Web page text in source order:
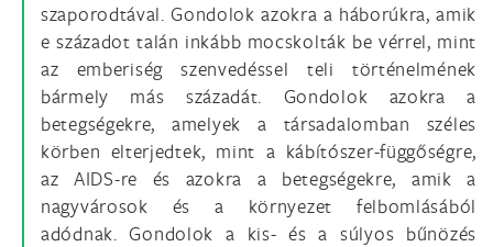
szaporodtával. Gondolok azokra a háborúkra, amik
e századot talán inkább mocskolták be vérrel, mint
az emberiség szenvedéssel teli történelmének
bármely más századát. Gondolok azokra a
betegségekre, amelyek a társadalomban széles
körben elterjedtek, mint a kábítószer-függőségre,
az AIDS-re és azokra a betegségekre, amik a
nagyvárosok és a környezet felbomlásából
adódnak. Gondolok a kis- és a súlyos bűnözés